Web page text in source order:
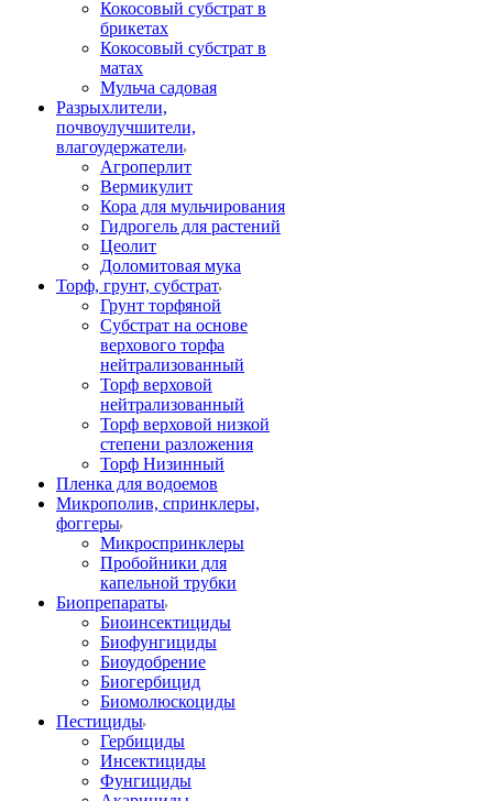
Кокосовый субстрат в
брикетах
Кокосовый субстрат в
матах
Мульча садовая
Разрыхлители,
почвоулучшители,
влагоудержатели
Агроперлит
Вермикулит
Кора для мульчирования
Гидрогель для растений
Цеолит
Доломитовая мука
Торф, грунт, субстрат
Грунт торфяной
Субстрат на основе
верхового торфа
нейтрализованный
Торф верховой
нейтрализованный
Торф верховой низкой
степени разложения
Торф Низинный
Пленка для водоемов
Микрополив, спринклеры,
фоггеры
Микроспринклеры
Пробойники для
капельной трубки
Биопрепараты
Биоинсектициды
Биофунгициды
Биоудобрение
Биогербицид
Биомолюскоциды
Пестициды
Гербициды
Инсектициды
Фунгициды